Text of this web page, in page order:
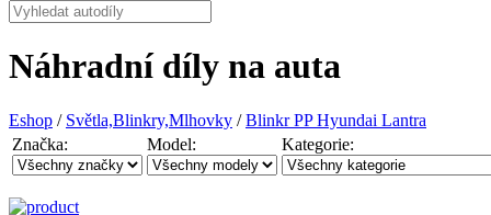
Náhradní díly na auta
Eshop / Světla,Blinkry,Mlhovky /Blinkr PP Hyundai Lantra
Značka:
Model: Kategorie: